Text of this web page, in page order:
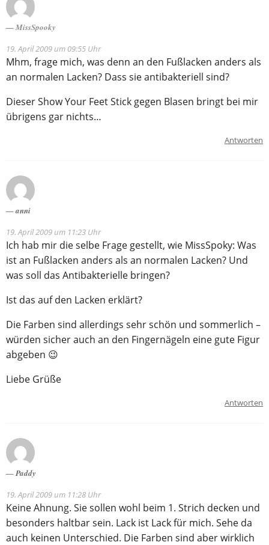
MissSpooky
19. April 2009 um 09:55 Uhr
Mhm, frage mich, was denn an den Fußlacken anders als
an normalen Lacken? Dass sie antibakteriell sind?
Dieser Show Your Feet Stick gegen Blasen bringt bei mir
übrigens gar nichts…
Antworten
anni
19. April 2009 um 11:23 Uhr
Ich hab mir die selbe Frage gestellt, wie MissSpoky: Was
ist an Fußlacken anders als an normalen Lacken? Und
was soll das Antibakterielle bringen?
Ist das auf den Lacken erklärt?
Die Farben sind allerdings sehr schön und sommerlich –
würden sicher auch an den Fingernägeln eine gute Figur
abgeben 😉
Liebe Grüße
Antworten
Paddy
19. April 2009 um 11:28 Uhr
Keine Ahnung. Sie sollen wohl beim 1. Strich decken und
besonders haltbar sein. Lack ist Lack für mich. Sehe da
auch keinen Unterschied. Die Farben sind aber wirklich